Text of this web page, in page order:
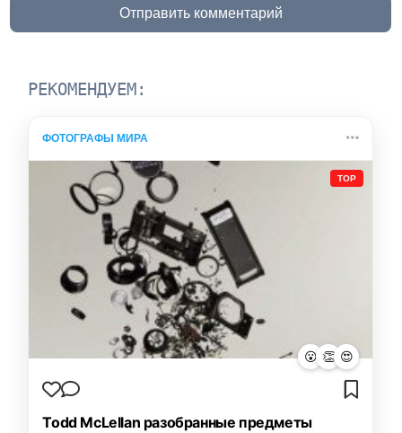
Отправить комментарий
РЕКОМЕНДУЕМ:
ФОТОГРАФЫ МИРА
TOP
😮 👏 😍
Todd McLellan разобранные предметы